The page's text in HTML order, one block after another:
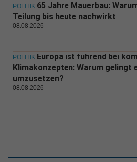
POLITIK 65 Jahre Mauerbau:
Teilung bis heute nachwirkt
08.08.2026
POLITIK Europa ist führend bei
Klimakonzepten: Warum gelingt
umzusetzen?
08.08.2026